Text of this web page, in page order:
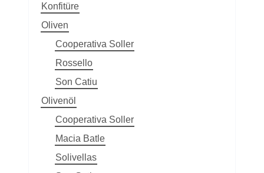
Konfitüre
Oliven
Cooperativa Soller
Rossello
Son Catiu
Olivenöl
Cooperativa Soller
Macia Batle
Solivellas